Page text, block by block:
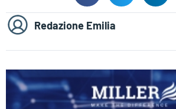
Redazione Emilia